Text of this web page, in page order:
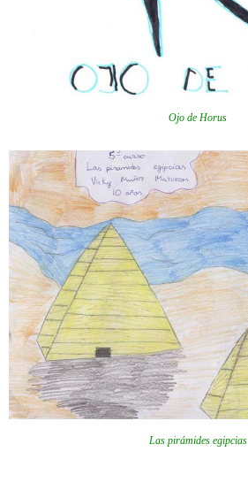
Ojo de Horus
Las pirámides egipcias